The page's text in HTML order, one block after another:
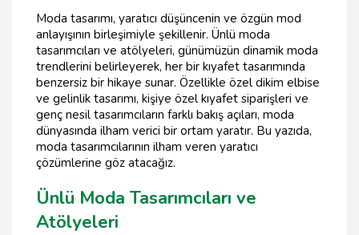
Moda tasarımı, yaratıcı düşüncenin ve özgün mod
anlayışının birleşimiyle şekillenir. Ünlü moda
tasarımcıları ve atölyeleri, günümüzün dinamik moda
trendlerini belirleyerek, her bir kıyafet tasarımında
benzersiz bir hikaye sunar. Özellikle özel dikim elbise
ve gelinlik tasarımı, kişiye özel kıyafet siparişleri ve
genç nesil tasarımcıların farklı bakış açıları, moda
dünyasında ilham verici bir ortam yaratır. Bu yazıda,
moda tasarımcılarının ilham veren yaratıcı
çözümlerine göz atacağız.
Ünlü Moda Tasarımcıları ve
Atölyeleri